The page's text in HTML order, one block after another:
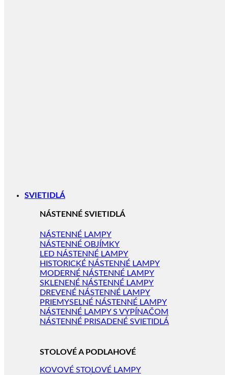
SVIETIDLÁ
NÁSTENNÉ SVIETIDLÁ
NÁSTENNÉ LAMPY
NÁSTENNÉ OBJÍMKY
LED NÁSTENNÉ LAMPY
HISTORICKÉ NÁSTENNÉ LAMPY
MODERNÉ NÁSTENNÉ LAMPY
SKLENENÉ NÁSTENNÉ LAMPY
DREVENÉ NÁSTENNÉ LAMPY
PRIEMYSELNÉ NÁSTENNÉ LAMPY
NÁSTENNÉ LAMPY S VYPÍNAČOM
NÁSTENNÉ PRISADENÉ SVIETIDLÁ
STOLOVÉ A PODLAHOVÉ
KOVOVÉ STOLOVÉ LAMPY